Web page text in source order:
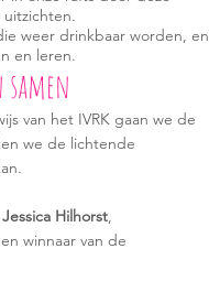
weer drinkbaar worden, en
en leren.
van het IVRK gaan we de
we de lichtende
Jessica Hilhorst,
winnaar van de